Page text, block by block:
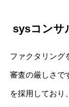
sysコンサ
ファクタリング
審査の厳しさで
を採用しており